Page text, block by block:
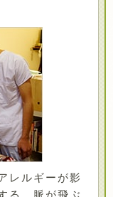
レルギーが影